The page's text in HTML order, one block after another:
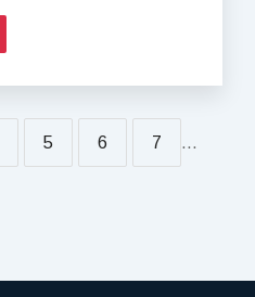
5 6 7 ...